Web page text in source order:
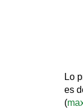
Lo
es
(